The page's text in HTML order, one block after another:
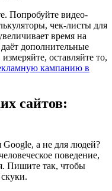
Попробуйте видео-
чек-листы для
время на
дополнительные
оставляйте то,
кампанию в
сайтов:
а не для людей?
поведение,
Пишите так, чтобы